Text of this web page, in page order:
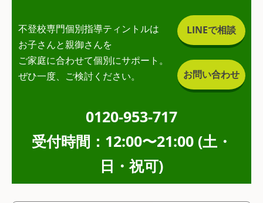
不登校専門個別指導ティントルは
お子さんと親御さんを
ご家庭に合わせて個別にサポート。
ぜひ一度、ご検討ください。
LINEで相談
お問い合わせ
0120-953-717
受付時間：12:00〜21:00 (土・
日・祝可)